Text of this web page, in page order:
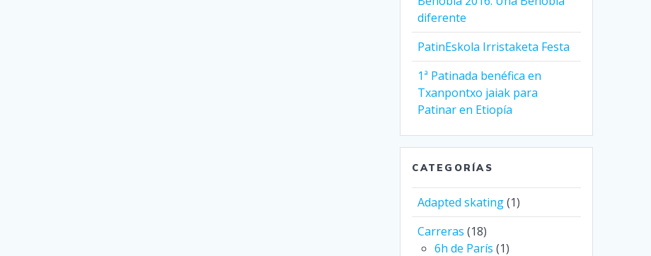
diferente
PatinEskola Irristaketa Festa
1ª Patinada benéfica en
Txanpontxo jaiak para
Patinar en Etiopía
CATEGORÍAS
Adapted skating(1)
Carreras (18)
6h de París (1)